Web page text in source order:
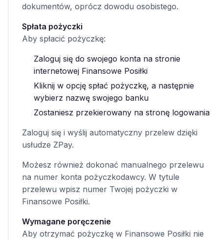
dokumentów, oprócz dowodu osobistego.
Spłata pożyczki
Aby spłacić pożyczkę:
Zaloguj się do swojego konta na stronie
internetowej Finansowe Posiłki
Kliknij w opcję spłać pożyczkę, a następnie
wybierz nazwę swojego banku
Zostaniesz przekierowany na stronę logowania
Zaloguj się i wyślij automatyczny przelew dzięki
usłudze ZPay.
Możesz również dokonać manualnego przelewu
na numer konta pożyczkodawcy. W tytule
przelewu wpisz numer Twojej pożyczki w
Finansowe Posiłki.
Wymagane poręczenie
Aby otrzymać pożyczkę w Finansowe Posiłki nie